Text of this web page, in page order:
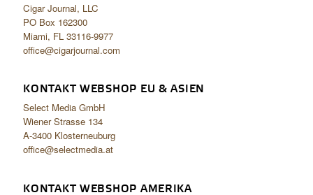
Cigar Journal, LLC
PO Box 162300
Miami, FL 33116-9977
office@cigarjournal.com
KONTAKT WEBSHOP EU & ASIEN
Select Media GmbH
Wiener Strasse 134
A-3400 Klosterneuburg
office@selectmedia.at
KONTAKT WEBSHOP AMERIKA